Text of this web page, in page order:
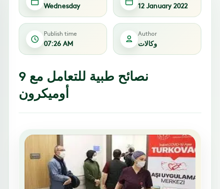
Wednesday 12 January 2022
Publish time
07:26 AM
Author
وكالات
9 نصائح طبية للتعامل مع
أوميكرون